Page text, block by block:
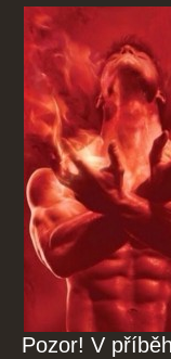
Pozor! V